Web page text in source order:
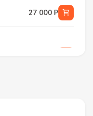
27 000 Р